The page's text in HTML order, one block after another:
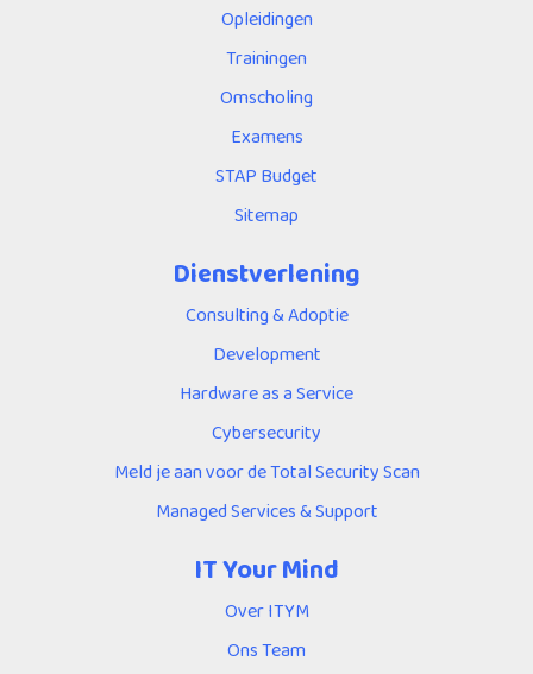
Opleidingen
Trainingen
Omscholing
Examens
STAP Budget
Sitemap
Dienstverlening
Consulting & Adoptie
Development
Hardware as a Service
Cybersecurity
Meld je aan voor de Total Security Scan
Managed Services & Support
IT Your Mind
Over ITYM
Ons Team